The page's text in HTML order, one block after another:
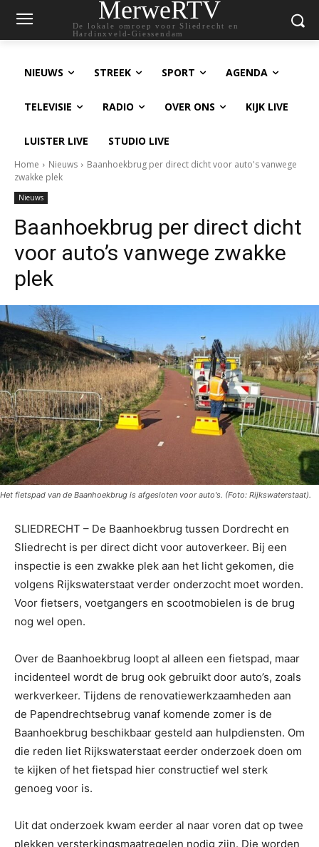
MerweRTV
De lokale omroep voor Sliedrecht en
Hardinxveld-Giessendam
NIEUWS STREEK SPORT AGENDA
TELEVISIE RADIO OVER ONS KIJK LIVE
LUISTER LIVE STUDIO LIVE
Home Nieuws
Baanhoekbrug per direct dicht voor auto's vanwege
zwakke plek
Nieuws
Baanhoekbrug per direct dicht
voor auto’s vanwege zwakke
plek
Het fietspad van de Baanhoekbrug is afgesloten voor auto's. (Foto: Rijkswaterstaat).
SLIEDRECHT – De Baanhoekbrug tussen Dordrecht en
Sliedrecht is per direct dicht voor autoverkeer. Bij een
inspectie is een zwakke plek aan het licht gekomen, die
volgens Rijkswaterstaat verder onderzocht moet worden.
Voor fietsers, voetgangers en scootmobielen is de brug
nog wel open.
Over de Baanhoekbrug loopt al alleen een fietspad, maar
incidenteel wordt de brug ook gebruikt door auto’s, zoals
werkverkeer. Tijdens de renovatiewerkzaamheden aan
de Papendrechtsebrug vanaf komende zomer is de
Baanhoekbrug beschikbaar gesteld aan hulpdiensten. Om
die reden liet Rijkswaterstaat eerder onderzoek doen om
te kijken of het fietspad hier constructief wel sterk
genoeg voor is.
Uit dat onderzoek kwam eerder al naar voren dat op twee
plekken versterkingsmaatregelen nodig zijn. Die worden